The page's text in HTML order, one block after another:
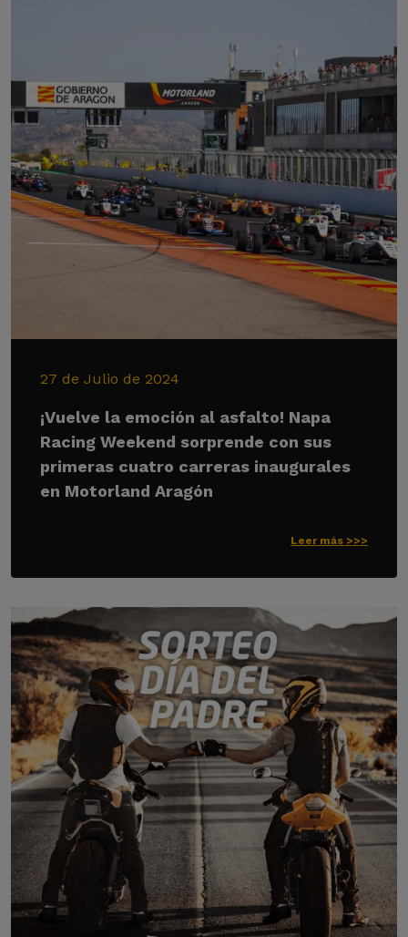
27 de Julio de 2024
¡Vuelve la emoción al asfalto! Napa
Racing Weekend sorprende con sus
primeras cuatro carreras inaugurales
en Motorland Aragón
Leer más >>>